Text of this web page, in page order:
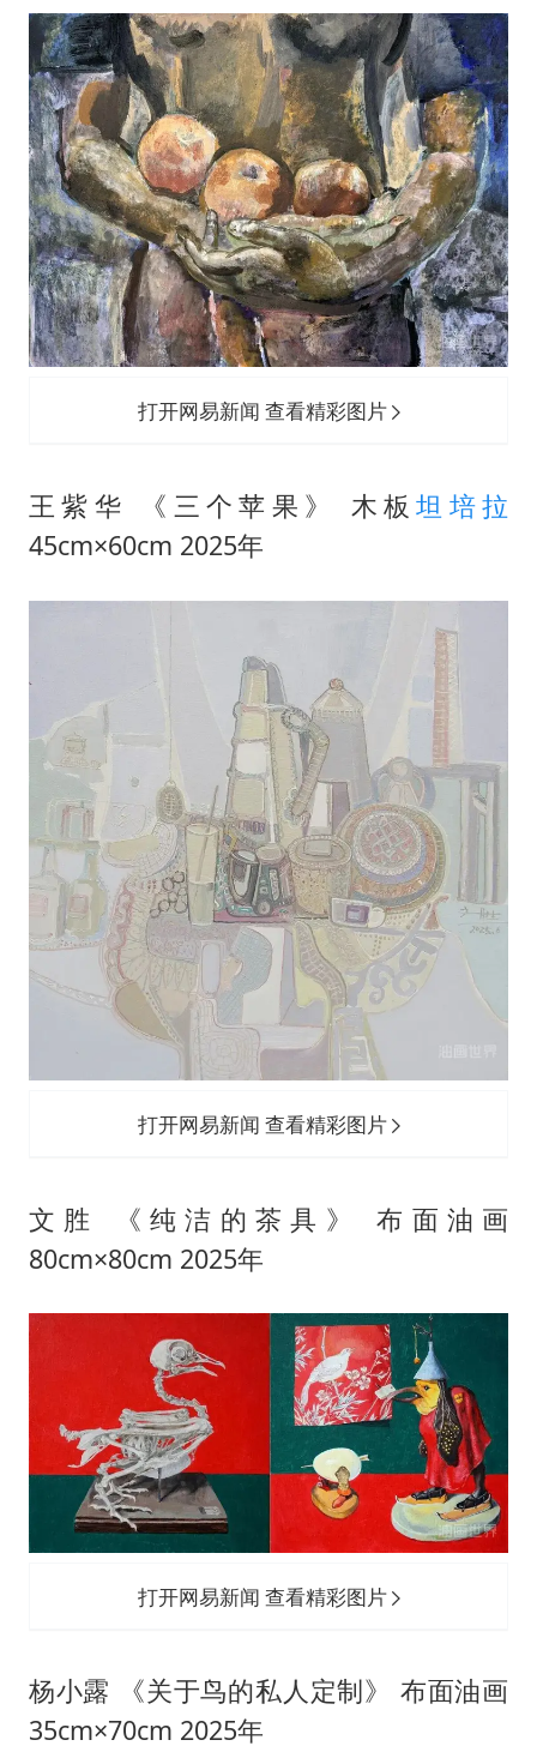
打开网易新闻 查看精彩图片
王紫华 《三个苹果》 木板坦培拉
45cm×60cm 2025年
打开网易新闻 查看精彩图片
文胜 《纯洁的茶具》 布面油画
80cm×80cm 2025年
打开网易新闻 查看精彩图片
杨小露 《关于鸟的私人定制》 布面油画
35cm×70cm 2025年